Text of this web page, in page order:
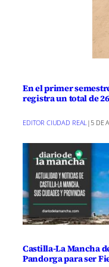
Por último,
de la
orden de
de
destacó que
como el
iniciativas
Plataforma
Mancha,
papel
En el primer
registra un total de
EDITOR CIUDAD REAL | 5 DE
Castilla-La Mancha
Pandorga para ser